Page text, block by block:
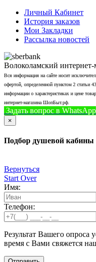
Личный Кабинет
История заказов
Мои Закладки
Рассылка новостей
Волоколамский
Вся информация на сайте носит
офертой, определенной пунктом 2 статьи
информации о характеристиках и цене
интернет-магазина ШопБыт.рф.
Задать вопрос в WhatsApp
×
Подбор душевой кабины
Вернуться
Start Over
Имя:
Телефон:
Результат Вашего
время с Вами свяжется